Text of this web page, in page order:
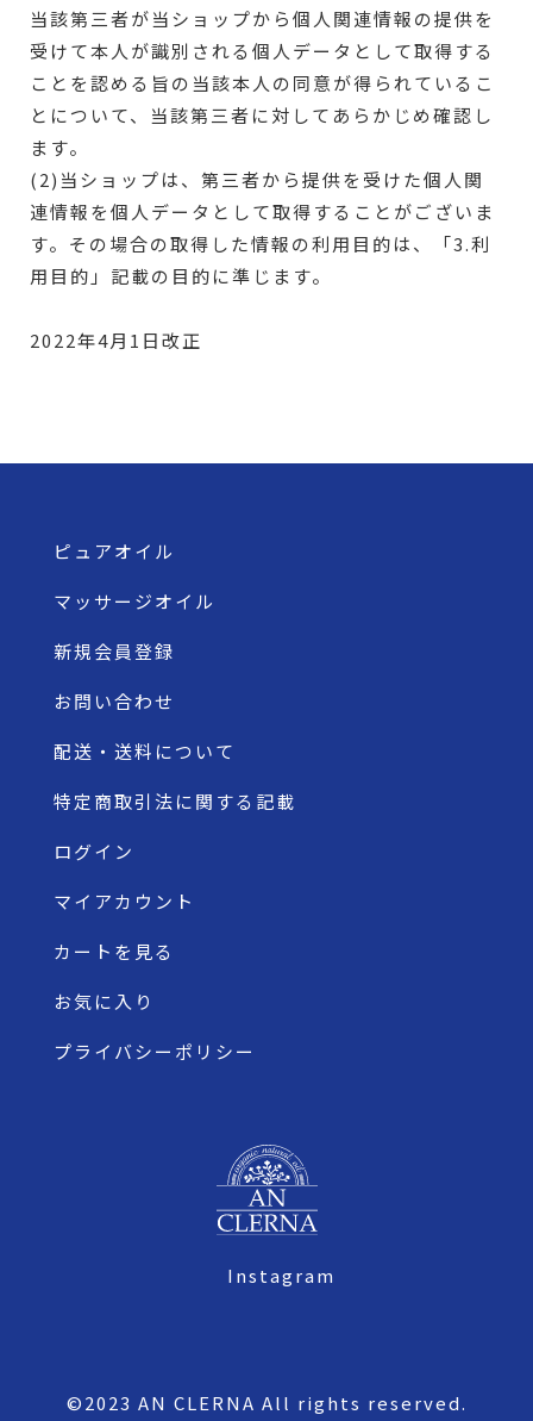
当該第三者が当ショップから個人関連情報の提供を
受けて本人が識別される個人データとして取得する
ことを認める旨の当該本人の同意が得られているこ
とについて、当該第三者に対してあらかじめ確認し
ます。
(2)当ショップは、第三者から提供を受けた個人関
連情報を個人データとして取得することがございま
す。その場合の取得した情報の利用目的は、「3.利
用目的」記載の目的に準じます。
2022年4月1日改正
ピュアオイル
マッサージオイル
新規会員登録
お問い合わせ
配送・送料について
特定商取引法に関する記載
ログイン
マイアカウント
カートを見る
お気に入り
プライバシーポリシー
Instagram
©2023 AN CLERNA All rights reserved.